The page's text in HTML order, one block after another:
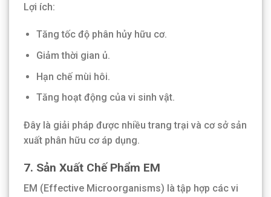
Lợi ích:
Tăng tốc độ phân hủy hữu cơ.
Giảm thời gian ủ.
Hạn chế mùi hôi.
Tăng hoạt động của vi sinh vật.
Đây là giải pháp được nhiều trang trại và cơ sở sản
xuất phân hữu cơ áp dụng.
7. Sản Xuất Chế Phẩm EM
EM (Effective Microorganisms) là tập hợp các vi